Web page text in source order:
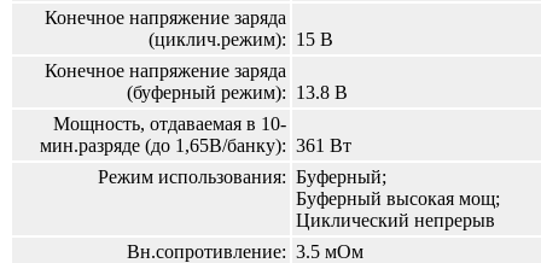
Конечное напряжение заряда
(циклич.режим): 15 В
Конечное напряжение заряда
(буферный режим): 13.8 В
Мощность, отдаваемая в 10-
мин.разряде (до 1,65В/банку): 361 Вт
Режим использования: Буферный;
Буферный высокая мощ;
Циклический непрерыв
Вн.сопротивление: 3.5 мОм